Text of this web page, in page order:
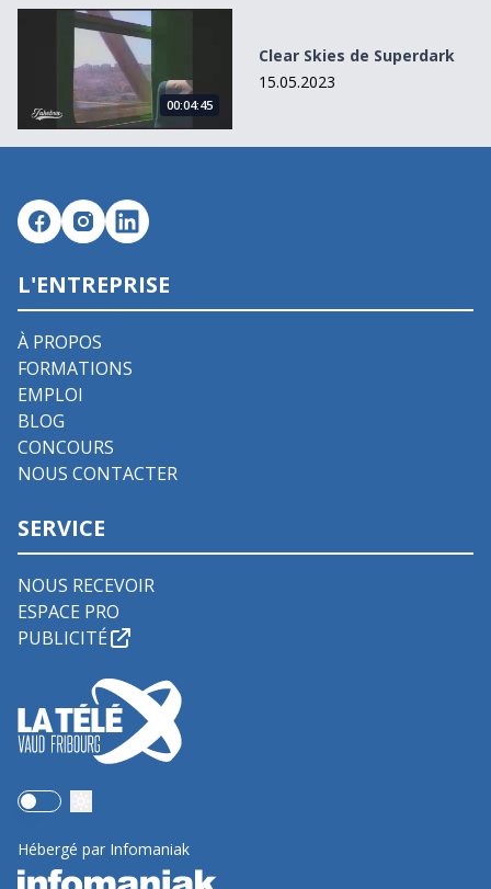
Clear Skies de Superdark
00:04:45
Clear Skies de Superdark
15.05.2023
L'ENTREPRISE
À PROPOS
FORMATIONS
EMPLOI
BLOG
CONCOURS
NOUS CONTACTER
SERVICE
NOUS RECEVOIR
ESPACE PRO
PUBLICITÉ
Use setting
Hébergé par Infomaniak